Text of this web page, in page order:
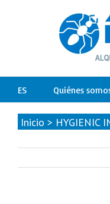
ES Quiénes
Inicio > HYGIENIC